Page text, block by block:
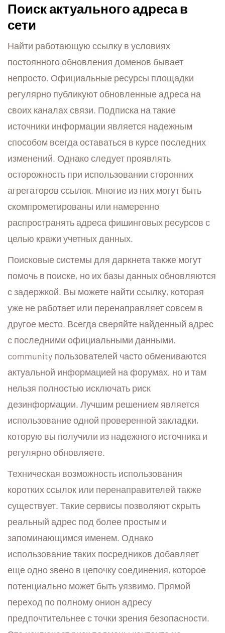
Поиск актуального адреса в
сети
Найти работающую ссылку в условиях
постоянного обновления доменов бывает
непросто. Официальные ресурсы площадки
регулярно публикуют обновленные адреса на
своих каналах связи. Подписка на такие
источники информации является надежным
способом всегда оставаться в курсе последних
изменений. Однако следует проявлять
осторожность при использовании сторонних
агрегаторов ссылок. Многие из них могут быть
скомпрометированы или намеренно
распространять адреса фишинговых ресурсов с
целью кражи учетных данных.
Поисковые системы для даркнета также могут
помочь в поиске, но их базы данных обновляются
с задержкой. Вы можете найти ссылку, которая
уже не работает или перенаправляет совсем в
другое место. Всегда сверяйте найденный адрес
с последними официальными данными.
community пользователей часто обмениваются
актуальной информацией на форумах, но и там
нельзя полностью исключать риск
дезинформации. Лучшим решением является
использование одной проверенной закладки,
которую вы получили из надежного источника и
регулярно обновляете.
Техническая возможность использования
коротких ссылок или перенаправителей также
существует. Такие сервисы позволяют скрыть
реальный адрес под более простым и
запоминающимся именем. Однако
использование таких посредников добавляет
еще одно звено в цепочку соединения, которое
потенциально может быть уязвимо. Прямой
переход по полному онион адресу
предпочтительнее с точки зрения безопасности.